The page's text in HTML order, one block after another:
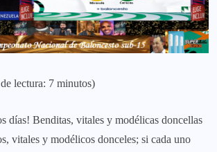
lectura: 7 minutos)
días! Benditas, vitales y modélicas doncellas
vitales y modélicos donceles; si cada uno